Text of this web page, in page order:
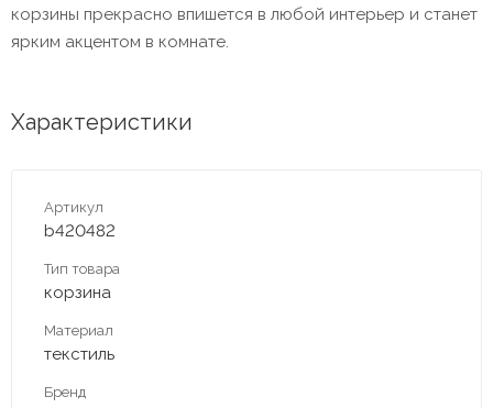
корзины прекрасно впишется в любой интерьер и станет
ярким акцентом в комнате.
Характеристики
Артикул
b420482
Тип товара
корзина
Материал
текстиль
Бренд